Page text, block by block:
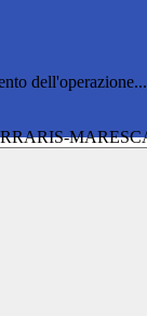
dell'operazione...